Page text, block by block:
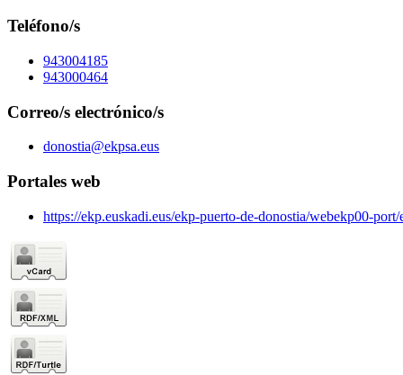
Teléfono/s
943004185
943000464
Correo/s electrónico/s
donostia@ekpsa.eus
Portales web
https://ekp.euskadi.eus/ekp-puerto-de-donostia/webekp00-port/